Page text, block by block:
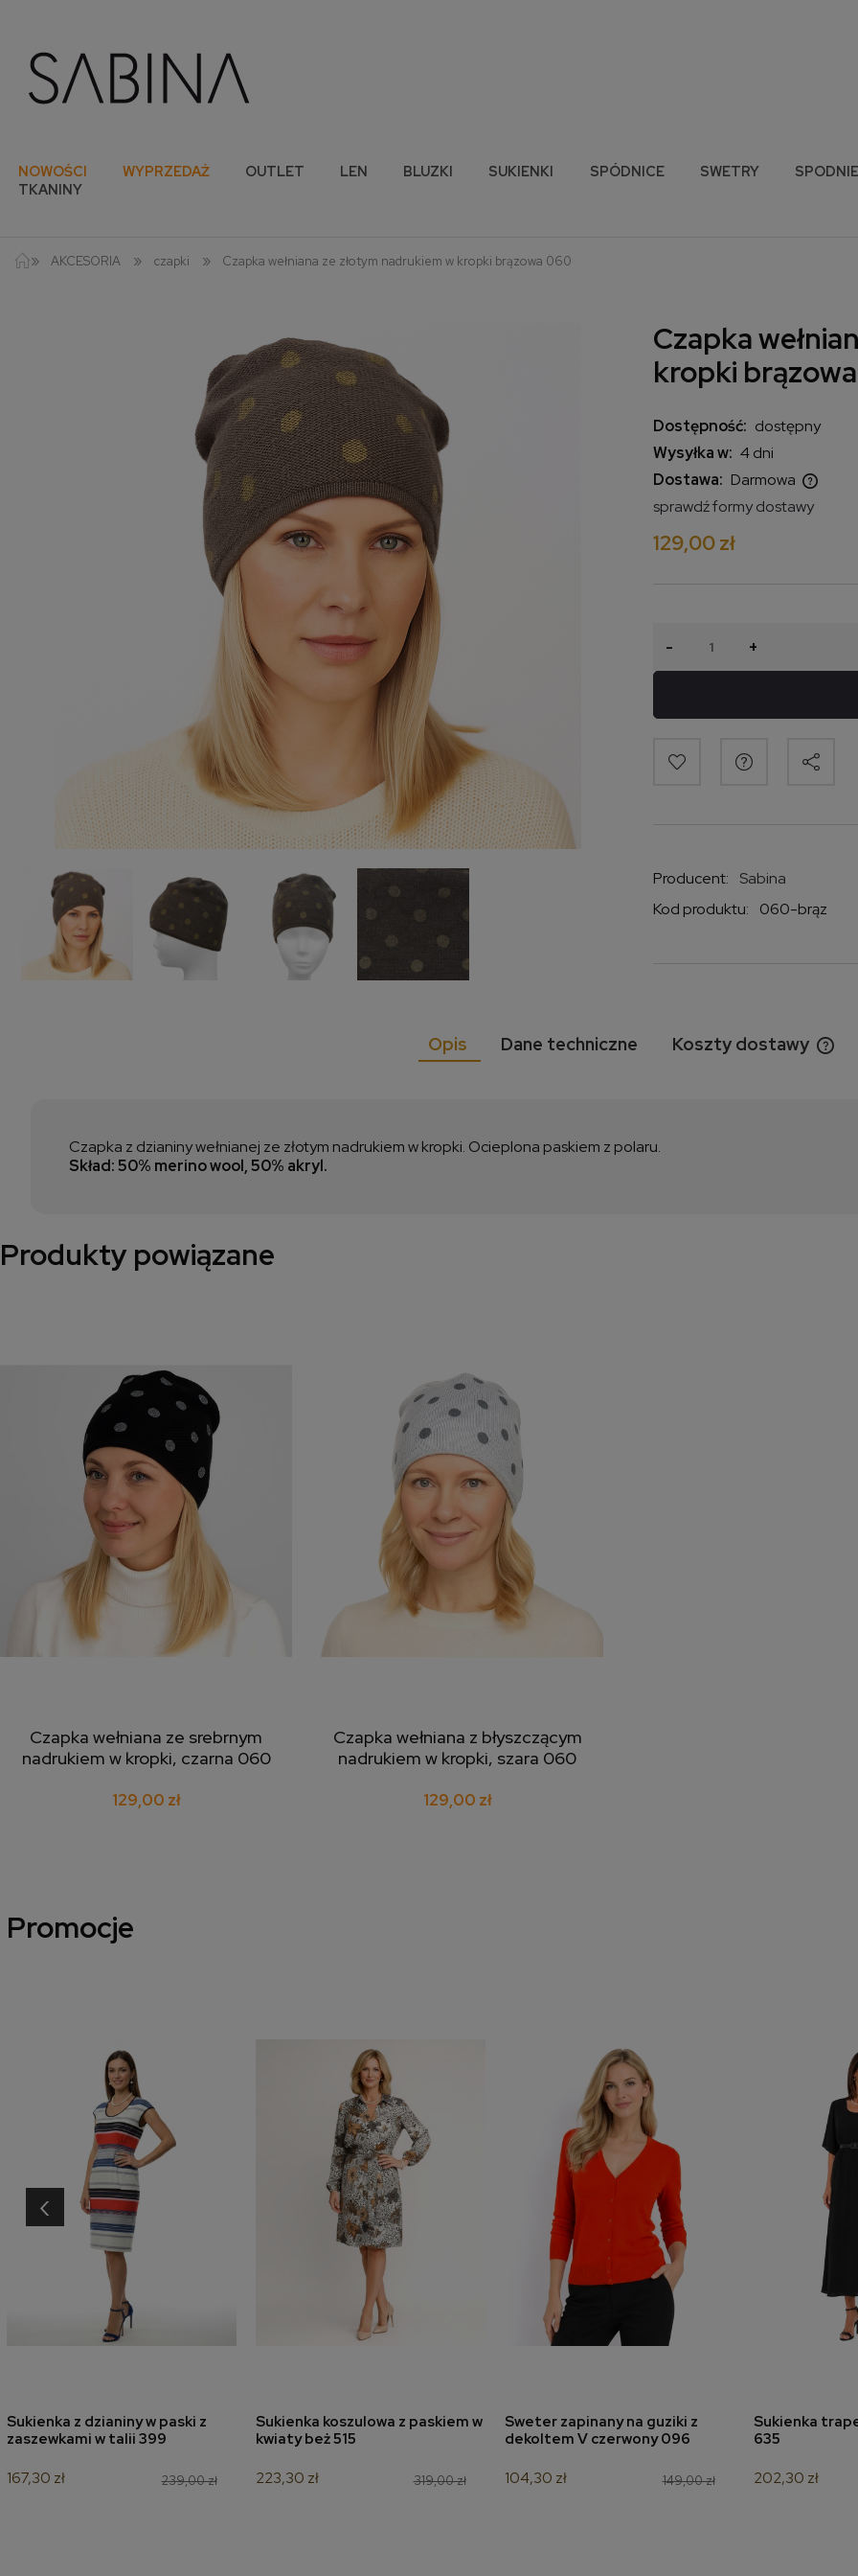
NOWOŚCI WYPRZEDAŻ OUTLET LEN BLUZKI SUKIENKI SPÓDNICE SWETRY SPODNIE
TKANINY
» AKCESORIA » czapki » Czapka wełniana ze złotym nadrukiem w kropki brązowa 060
Czapka
kropki
Dostępność: dostępny
Wysyłka w: 4 dni
Dostawa: Darmowa
kosztów płatności
sprawdź formy dostawy
129,00 zł
- +
Producent:
Sabina
Kod produktu:
060-brąz
Opis Dane techniczne Koszty dostawy
Czapka z dzianiny wełnianej ze złotym nadrukiem w kropki. Ocieplona paskiem z polaru.
Skład: 50% merino wool, 50% akryl.
Produkty powiązane
dodaj do koszyka
Czapka wełniana ze srebrnym
nadrukiem w kropki, czarna 060
129,00 zł
dodaj do koszyka
Czapka wełniana z błyszczącym
nadrukiem w kropki, szara 060
129,00 zł
Promocje
dodaj do koszyka
Sukienka z dzianiny w paski z
zaszewkami w talii 399
239,00 zł
167,30 zł
dodaj do koszyka
Sukienka koszulowa z paskiem w
kwiaty beż 515
319,00 zł
223,30 zł
dodaj do koszyka
Sweter zapinany na guziki z
dekoltem V czerwony 096
149,00 zł
104,30 zł
dodaj
Sukienka
635
202,30 zł
‹